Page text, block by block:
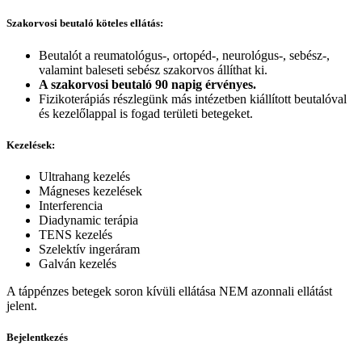
Szakorvosi beutaló köteles ellátás:
Beutalót a reumatológus-, ortopéd-, neurológus-, sebész-,
valamint baleseti sebész szakorvos állíthat ki.
A szakorvosi beutaló 90 napig érvényes.
Fizikoterápiás részlegünk más intézetben kiállított beutalóval
és kezelőlappal is fogad területi betegeket.
Kezelések:
Ultrahang kezelés
Mágneses kezelések
Interferencia
Diadynamic terápia
TENS kezelés
Szelektív ingeráram
Galván kezelés
A táppénzes betegek soron kívüli ellátása NEM azonnali ellátást
jelent.
Bejelentkezés